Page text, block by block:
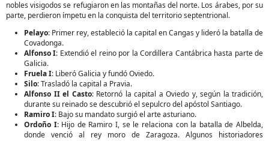
nobles visigodos se refugiaron en las montañas del norte. Los árabes, por su
parte, perdieron ímpetu en la conquista del territorio septentrional.
Pelayo: Primer rey, estableció la capital en Cangas y lideró la batalla de
Covadonga.
Alfonso I: Extendió el reino por la Cordillera Cantábrica hasta parte de
Galicia.
Fruela I: Liberó Galicia y fundó Oviedo.
Silo: Trasladó la capital a Pravia.
Alfonso II el Casto: Retornó la capital a Oviedo y, según la tradición,
durante su reinado se descubrió el sepulcro del apóstol Santiago.
Ramiro I: Bajo su mandato surgió el arte asturiano.
Ordoño I: Hijo de Ramiro I, se le relaciona con la batalla de Albelda,
donde venció al rey moro de Zaragoza. Algunos historiadores